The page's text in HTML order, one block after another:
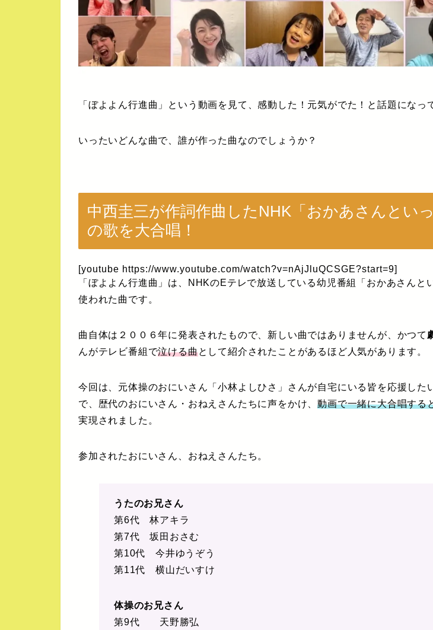
「ぼよよん行進曲」という動画を見て、感動した！元気がでた！と話題になっ
いったいどんな曲で、誰が作った曲なのでしょうか？
中西圭三が作詞作曲したNHK「おかあさんといっ
の歌を大合唱！
[youtube https://www.youtube.com/watch?v=nAjJluQCSGE?start=9]
「ぼよよん行進曲」は、NHKのEテレで放送している幼児番組「おかあさんと
使われた曲です。
曲自体は２００６年に発表されたもので、新しい曲ではありませんが、かつて
んがテレビ番組で泣ける曲として紹介されたことがあるほど人気があります。
今回は、元体操のおにいさん「小林よしひさ」さんが自宅にいる皆を応援した
で、歴代のおにいさん・おねえさんたちに声をかけ、動画で一緒に大合唱する
実現されました。
参加されたおにいさん、おねえさんたち。
うたのお兄さん
第6代 林アキラ
第7代 坂田おさむ
第10代 今井ゆうぞう
第11代 横山だいすけ
体操のお兄さん
第9代 天野勝弘